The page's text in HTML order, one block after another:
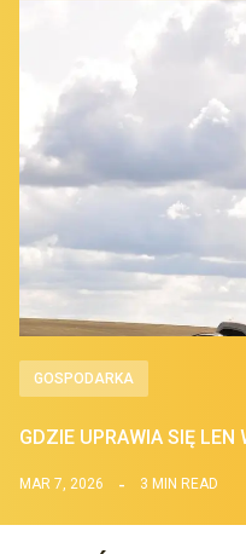
GOSPODARKA
GDZIE UPRAWIA SIĘ LEN
MAR 7, 2026 3 MIN READ